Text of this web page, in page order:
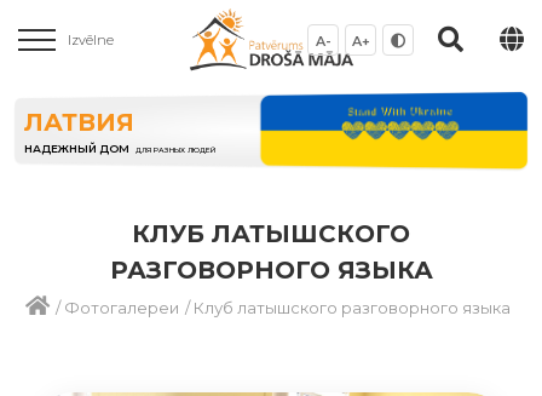
Izvēlne A- A+
ЛАТВИЯ
НАДЕЖНЫЙ ДОМ ДЛЯ РАЗНЫХ ЛЮДЕЙ
КЛУБ ЛАТЫШСКОГО
РАЗГОВОРНОГО ЯЗЫКА
/Фотогалереи /Клуб латышского разговорного языка